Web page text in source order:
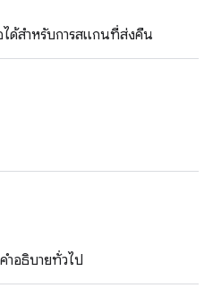
ได้สำหรับการสแกนที่ส่งคืน
ำอธิบายทั่วไป